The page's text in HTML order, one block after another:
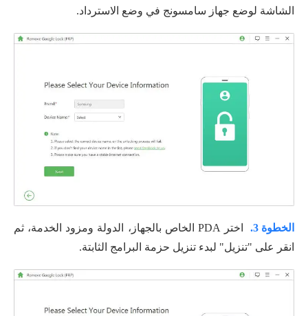
الشاشة لوضع جهاز سامسونج في وضع الاسترداد.
الخطوة 3.
اختر PDA الخاص بالجهاز، الدولة ومزود الخدمة، ثم
انقر على "تنزيل" لبدء تنزيل حزمة البرامج الثابتة.